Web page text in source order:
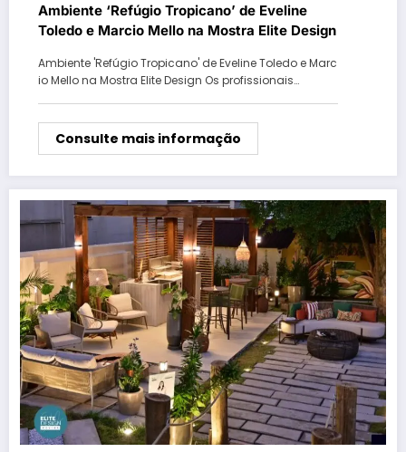
Ambiente ‘Refúgio Tropicano’ de Eveline
Toledo e Marcio Mello na Mostra Elite Design
Ambiente 'Refúgio Tropicano' de Eveline Toledo e Marc
io Mello na Mostra Elite Design Os profissionais…
Consulte mais informação